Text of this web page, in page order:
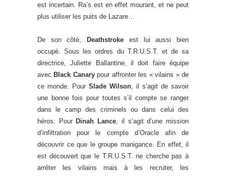
est incertain. Ra’s est en effet mourant, et ne peut
plus utiliser les puits de Lazare…
De son côté, Deathstroke est lui aussi bien
occupé. Sous les ordres du T.R.U.S.T. et de sa
directrice, Juliette Ballantine, il doit faire équipe
avec Black Canarypour affronter les « vilains » de
ce monde. Pour Slade Wilson, il s’agit de savoir
une bonne fois pour toutes s’il compte se ranger
dans le camp des criminels ou dans celui des
héros. Pour Dinah Lance, il s’agit d’une mission
d’infiltration pour le compte d’Oracle afin de
découvrir ce que le groupe manigance. En effet, il
est découvert que le T.R.U.S.T. ne cherche pas à
arrêter les vilains mais à les recruter, les